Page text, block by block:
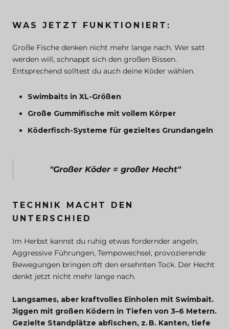
WAS JETZT FUNKTIONIERT:
Große Fische denken nicht mehr lange nach. Wer satt
werden will, schnappt sich den großen Bissen.
Entsprechend solltest du auch deine Köder wählen.
Swimbaits in XL-Größen
Große Gummifische mit vollem Körper
Köderfisch-Systeme für gezieltes Grundangeln
"Großer Köder = großer Hecht"
TECHNIK MACHT DEN
UNTERSCHIED
Im Herbst kannst du ruhig etwas fordernder angeln.
Aggressive Führungen, Tempowechsel, provozierende
Bewegungen bringen oft den ersehnten Tock. Der Hecht
denkt jetzt nicht mehr lange nach.
Langsames, aber kraftvolles Einholen mit Swimbait.
Jiggen mit großen Ködern in Tiefen von 3–6 Metern.
Gezielte Standplätze abfischen, z. B. Kanten, tiefe